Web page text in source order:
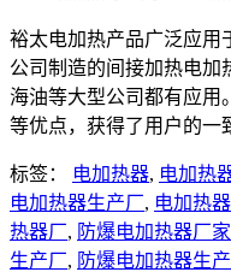
裕太电加热产品广泛应用
公司制造的间接加热电加
海油等大型公司都有应用
等优点，获得了用户的一
标签： 电加热器, 电加热
电加热器生产厂, 电加热
热器厂, 防爆电加热器厂家
生产厂, 防爆电加热器生